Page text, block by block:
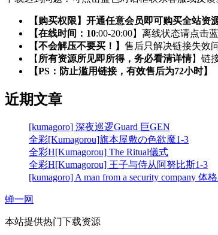
【购买权限】开通任意会员即可购买全站
【在线时间：10:00-20:00】离线状态请点击
【不会解压不要买！】 售后只解决链接失效
【 所有资源所见即所得，务必看清详情】链
【PS：防止滥用链接，有效售后为72小时】
近期文章
[kumagoro] 深夜巡逻Guard 巨GEN
全彩[Kumagorou]旗本屋敷の色欲魔1-3
全彩H[Kumagorou] The Ritual儀式
全彩H[Kumagorou] 王子与侍从阿努比斯1-3
[kumagoro] A man from a security company 体
蝉一网
本站提供热门下载资源